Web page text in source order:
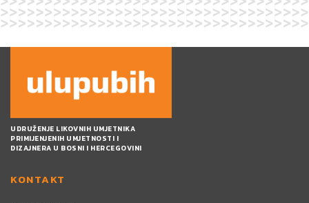
UDRUŽENJE LIKOVNIH UMJETNIKA
PRIMIJENJENIH UMJETNOSTI I
DIZAJNERA U BOSNI I HERCEGOVINI
KONTAKT